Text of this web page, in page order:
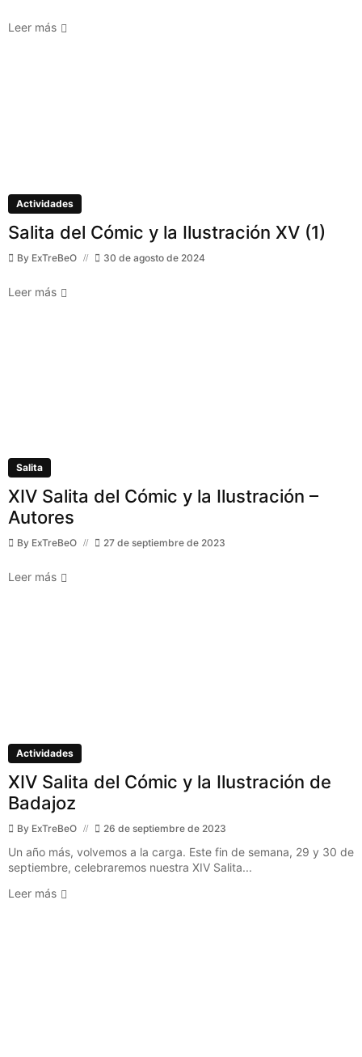
Leer más
Actividades
Salita del Cómic y la Ilustración XV (1)
By ExTreBeO 30 de agosto de 2024
Leer más
Salita
XIV Salita del Cómic y la Ilustración –
Autores
By ExTreBeO 27 de septiembre de 2023
Leer más
Actividades
XIV Salita del Cómic y la Ilustración de
Badajoz
By ExTreBeO 26 de septiembre de 2023
Un año más, volvemos a la carga. Este fin de semana, 29 y 30 de
septiembre, celebraremos nuestra XIV Salita...
Leer más